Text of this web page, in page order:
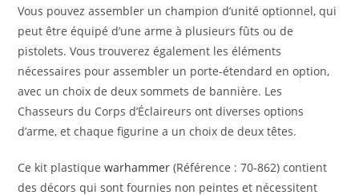
Vous pouvez assembler un champion d’unité optionnel, qui
peut être équipé d’une arme à plusieurs fûts ou de
pistolets. Vous trouverez également les éléments
nécessaires pour assembler un porte-étendard en option,
avec un choix de deux sommets de bannière. Les
Chasseurs du Corps d’Éclaireurs ont diverses options
d’arme, et chaque figurine a un choix de deux têtes.
Ce kit plastiquewarhammer (Référence : 70-862) contient
des décors qui sont fournies non peintes et nécessitent